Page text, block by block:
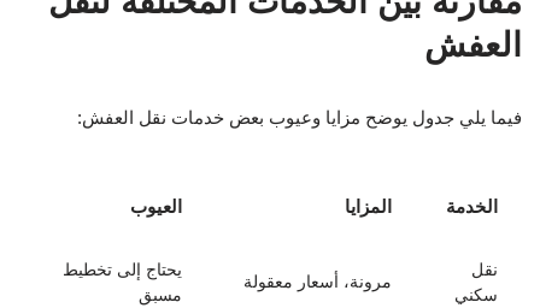
العفش
فيما يلي جدول يوضح مزايا وعيوب بعض خدمات نقل العفش:
الخدمة المزايا العيوب
نقل
سكني
مرونة، أسعار معقولة
يحتاج إلى تخطيط
مسبق